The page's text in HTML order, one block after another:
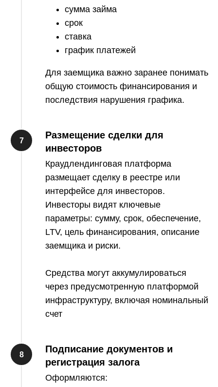
сумма займа
срок
ставка
график платежей
Для заемщика важно заранее понимать
общую стоимость финансирования и
последствия нарушения графика.
Размещение сделки для
инвесторов
Краудлендинговая платформа
размещает сделку в реестре или
интерфейсе для инвесторов.
Инвесторы видят ключевые
параметры: сумму, срок, обеспечение,
LTV, цель финансирования, описание
заемщика и риски.
Средства могут аккумулироваться
через предусмотренную платформой
инфраструктуру, включая номинальный
счет
Подписание документов и
регистрация залога
Оформляются: